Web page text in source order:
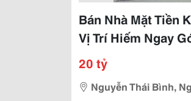
Bán Nhà Mặt Tiền
Vị Trí Hiếm Ngay
20 tỷ
Nguyễn Thái Bình,